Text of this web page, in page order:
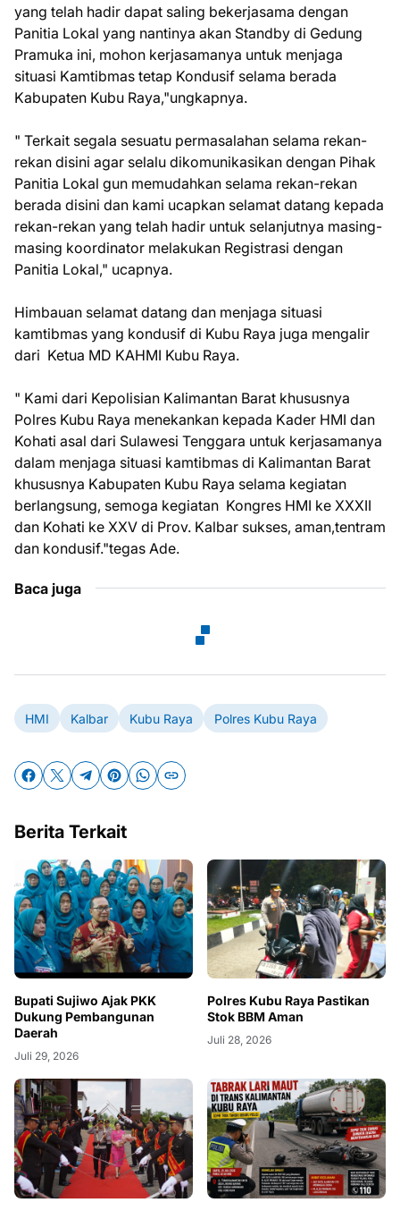
yang telah hadir dapat saling bekerjasama dengan
Panitia Lokal yang nantinya akan Standby di Gedung
Pramuka ini, mohon kerjasamanya untuk menjaga
situasi Kamtibmas tetap Kondusif selama berada
Kabupaten Kubu Raya,"ungkapnya.
" Terkait segala sesuatu permasalahan selama rekan-
rekan disini agar selalu dikomunikasikan dengan Pihak
Panitia Lokal gun memudahkan selama rekan-rekan
berada disini dan kami ucapkan selamat datang kepada
rekan-rekan yang telah hadir untuk selanjutnya masing-
masing koordinator melakukan Registrasi dengan
Panitia Lokal," ucapnya.
Himbauan selamat datang dan menjaga situasi
kamtibmas yang kondusif di Kubu Raya juga mengalir
dari Ketua MD KAHMI Kubu Raya.
" Kami dari Kepolisian Kalimantan Barat khususnya
Polres Kubu Raya menekankan kepada Kader HMI dan
Kohati asal dari Sulawesi Tenggara untuk kerjasamanya
dalam menjaga situasi kamtibmas di Kalimantan Barat
khususnya Kabupaten Kubu Raya selama kegiatan
berlangsung, semoga kegiatan Kongres HMI ke XXXII
dan Kohati ke XXV di Prov. Kalbar sukses, aman,tentram
dan kondusif."tegas Ade.
Baca juga
HMI Kalbar Kubu Raya Polres Kubu Raya
Berita Terkait
Bupati Sujiwo Ajak PKK
Dukung Pembangunan
Daerah
Juli 29, 2026
Polres Kubu Raya Pastikan
Stok BBM Aman
Juli 28, 2026